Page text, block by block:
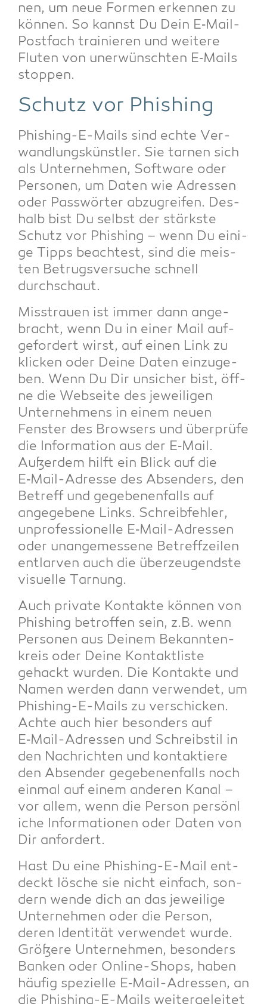
nen, um neue For­men erken­nen zu
kön­nen. So kannst Du Dein E‑Mail-
Post­fach trai­nie­ren und wei­te­re
Flu­ten von uner­wünsch­ten E‑Mails
stoppen.
Schutz vor Phishing
Phis­hing-E-Mails sind ech­te Ver­
wand­lungs­künst­ler. Sie tar­nen sich
als Unter­neh­men, Soft­ware oder
Per­so­nen, um Daten wie Adres­sen
oder Pass­wör­ter abzu­grei­fen. Des­
halb bist Du selbst der stärks­te
Schutz vor Phis­hing – wenn Du eini­
ge Tipps beach­test, sind die meis­
ten Betrugs­ver­su­che schnell
durchschaut.
Miss­trau­en ist immer dann ange­
bracht, wenn Du in einer Mail auf­
ge­for­dert wirst, auf einen Link zu
kli­cken oder Dei­ne Daten ein­zu­ge­
ben. Wenn Du Dir unsi­cher bist, öff­
ne die Web­sei­te des jewei­li­gen
Unter­neh­mens in einem neu­en
Fens­ter des Brow­sers und über­prü­fe
die Infor­ma­ti­on aus der E‑Mail.
Außer­dem hilft ein Blick auf die
E‑Mail-Adres­se des Absen­ders, den
Betreff und gege­be­nen­falls auf
ange­ge­be­ne Links. Schreib­feh­ler,
unpro­fes­sio­nel­le E‑Mail-Adres­sen
oder unan­ge­mes­se­ne Betreff­zei­len
ent­lar­ven auch die über­zeu­gends­te
visu­el­le Tarnung.
Auch pri­va­te Kon­tak­te kön­nen von
Phis­hing betrof­fen sein, z.B. wenn
Per­so­nen aus Dei­nem Bekann­ten­
kreis oder Dei­ne Kon­takt­lis­te
gehackt wur­den. Die Kon­tak­te und
Namen wer­den dann ver­wen­det, um
Phis­hing-E-Mails zu ver­schi­cken.
Ach­te auch hier beson­ders auf
E‑Mail-Adres­sen und Schreib­stil in
den Nach­rich­ten und kon­tak­tie­re
den Absen­der gege­be­nen­falls noch
ein­mal auf einem ande­ren Kanal –
vor allem, wenn die Per­son per­sön­l
i­che Infor­ma­tio­nen oder Daten von
Dir anfordert.
Hast Du eine Phis­hing-E-Mail ent­
deckt lösche sie nicht ein­fach, son­
dern wen­de dich an das jewei­li­ge
Unter­neh­men oder die Per­son,
deren Iden­ti­tät ver­wen­det wur­de.
Grö­ße­re Unter­neh­men, beson­ders
Ban­ken oder Online-Shops, haben
häu­fig spe­zi­el­le E‑Mail-Adres­sen, an
die Phis­hing-E-Mails wei­ter­ge­lei­tet